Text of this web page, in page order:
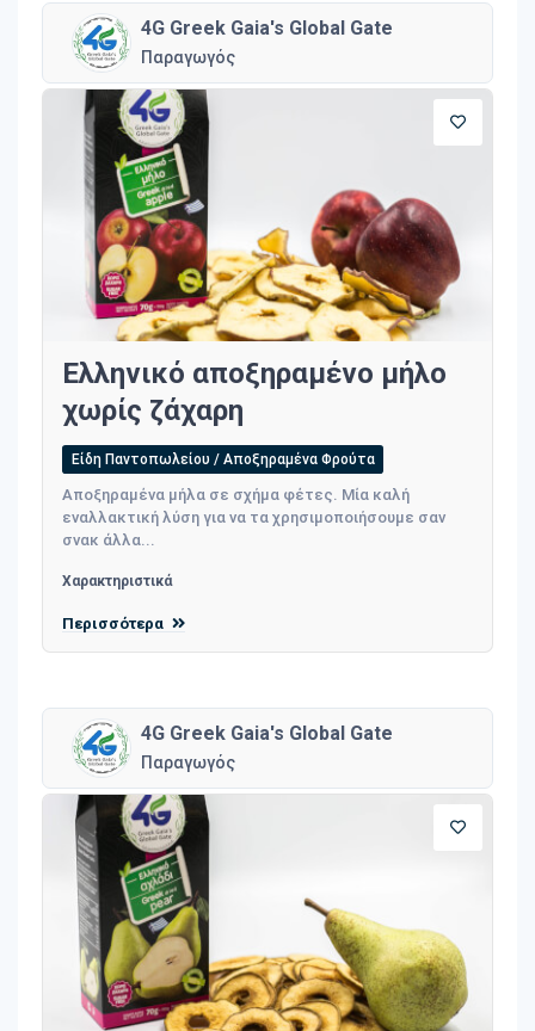
4G Greek Gaia's Global Gate
Παραγωγός
Ελληνικό αποξηραμένο μήλο
χωρίς ζάχαρη
Είδη Παντοπωλείου / Αποξηραμένα Φρούτα
Αποξηραμένα μήλα σε σχήμα φέτες. Μία καλή
εναλλακτική λύση για να τα χρησιμοποιήσουμε σαν
σνακ άλλα...
Χαρακτηριστικά
Περισσότερα
4G Greek Gaia's Global Gate
Παραγωγός